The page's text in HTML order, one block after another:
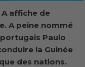
affiche de
A peine nommé
Paulo
la Guinée
des nations.